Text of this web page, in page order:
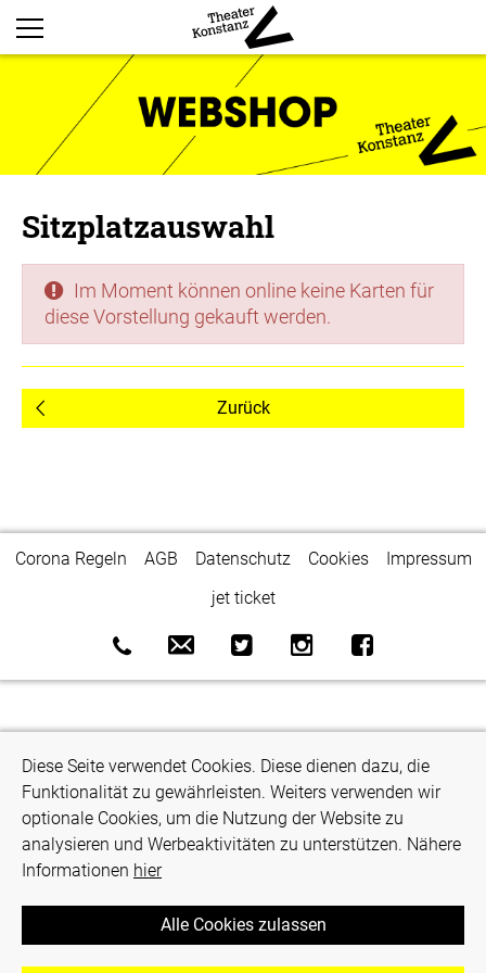
Diese Seite verwendet Cookies. Diese dienen dazu, die
Funktionalität zu gewährleisten. Weiters verwenden wir
optionale Cookies, um die Nutzung der Website zu
analysieren und Werbeaktivitäten zu unterstützen. Nähere
Informationen hier
Sitzplatzauswahl
Im Moment können online keine Karten für
diese Vorstellung gekauft werden.
Corona Regeln AGB Datenschutz Cookies
Impressum
jet ticket